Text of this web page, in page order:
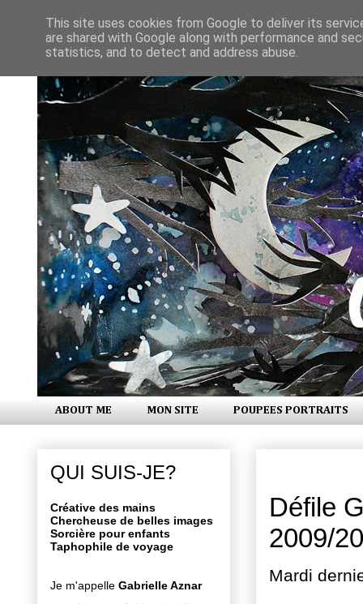
ABOUT ME MON SITE POUPEES PORTRAITS
Défile
2009/
Mardi
QUI SUIS-JE?
Créative des mains
Chercheuse de belles images
Sorcière pour enfants
Taphophile de voyage
Je m'appelle Gabrielle Aznar
This site uses cookies from Google to deliver its
are shared with Google along with performance and
statistics, and to detect and address abuse.